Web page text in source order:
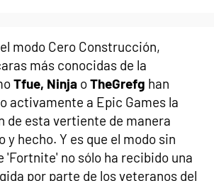
modo Cero Construcción,
más conocidas de la
Tfue, Ninja oTheGrefg han
activamente a Epic Games la
de esta vertiente de manera
hecho. Y es que el modo sin
'Fortnite' no sólo ha recibido una
por parte de los veteranos del